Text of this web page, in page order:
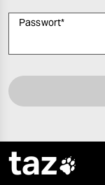
Passwort*
taz